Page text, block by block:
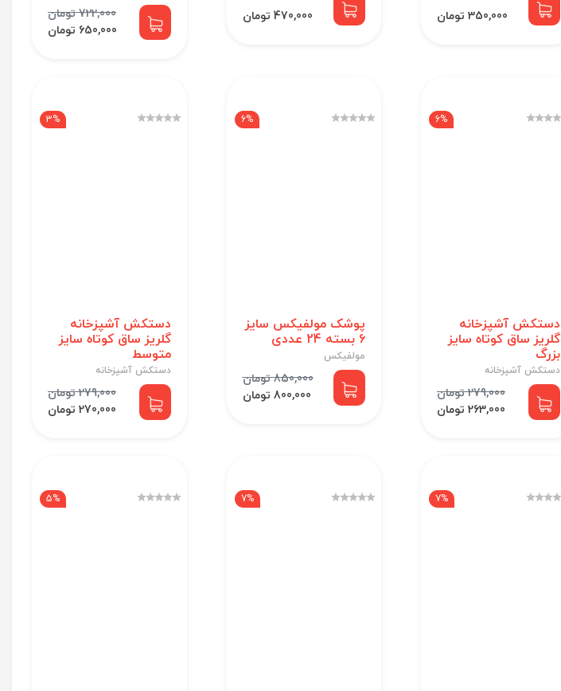
350,000 تومان 470,000 تومان
722,000 تومان
650,000 تومان
6%
دستکش آشپزخانه
گلریز ساق کوتاه سایز
بزرگ
دستکش آشپزخانه
279,000 تومان
263,000 تومان
6%
پوشک مولفیکس سایز
6 بسته 24 عددی
مولفیکس
850,000 تومان
800,000 تومان
3%
دستکش آشپزخانه
گلریز ساق کوتاه سایز
متوسط
دستکش آشپزخانه
279,000 تومان
270,000 تومان
7%
7%
5%